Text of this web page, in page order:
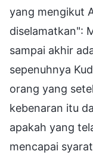
yang mengikut
diselamatkan":
sampai akhir
sepenuhnya
orang yang
kebenaran itu
apakah yang
mencapai